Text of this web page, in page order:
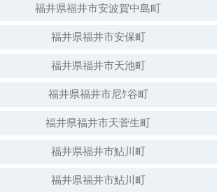
福井県福井市安波賀中島町
福井県福井市安保町
福井県福井市天池町
福井県福井市尼ｹ谷町
福井県福井市天菅生町
福井県福井市鮎川町
福井県福井市鮎川町